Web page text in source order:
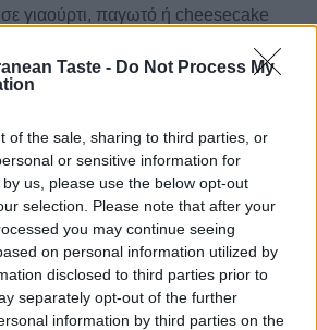
Taste - Do Not Process My
of the sale, sharing to third parties, or
or sensitive information for
us, please use the below opt-out
selection. Please note that after your
you may continue seeing
on personal information utilized by
disclosed to third parties prior to
separately opt-out of the further
information by third parties on the
σε γιαούρτι, παγωτό ή cheesecake
και νοσταλγική. Ένα
SW554
,Παραδοσιακά Γλυκά